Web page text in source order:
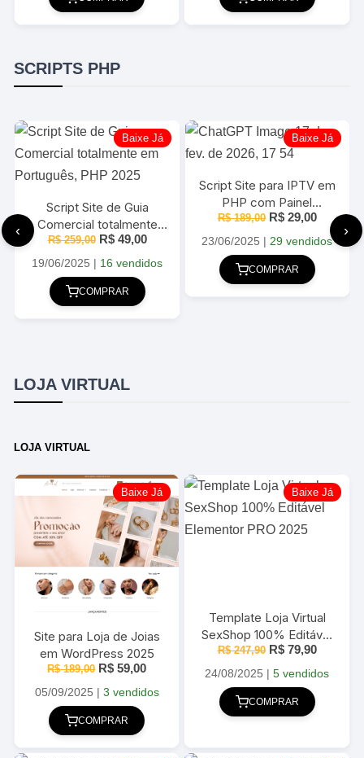
SCRIPTS PHP
Baixe Já
Script Site de Guia
Comercial totalmente
em Português, PHP
2025
R$259,00 O
original
era:
R$ 259,00.
R$49,00O
atual
19/06/2025 | 16 vendidos
COMPRAR
Baixe Já
Script Site para IPTV em
PHP com Painel
Administrador
R$189,00 O
original
era:
R$ 189,00.
R$29,00O
preço
atual
23/06/2025 |29 vendidos
COMPRAR
‹ ›
LOJA VIRTUAL
LOJA VIRTUAL
Baixe Já
Site para Loja de Joias
em WordPress 2025
R$189,00 O
original
era:
R$ 189,00.
R$ 59,00O
atual
05/09/2025 | 3 vendidos
COMPRAR
Baixe Já
Template Loja Virtual
SexShop 100% Editável
Elementor PRO 2025
R$247,90 O
original
era:
R$ 247,90.
R$79,90O
atual
24/08/2025 |5 vendidos
COMPRAR